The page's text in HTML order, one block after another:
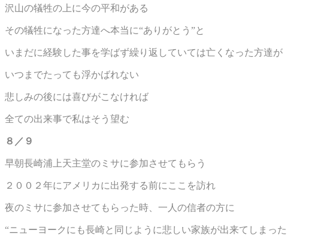
沢山の犠牲の上に今の平和がある
その犠牲になった方達へ本当に“ありがとう”と
いまだに経験した事を学ばず繰り返していては亡くなった方達が
いつまでたっても浮かばれない
悲しみの後には喜びがこなければ
全ての出来事で私はそう望む
８／９
早朝長崎浦上天主堂のミサに参加させてもらう
２００２年にアメリカに出発する前にここを訪れ
夜のミサに参加させてもらった時、一人の信者の方に
“ニューヨークにも長崎と同じように悲しい家族が出来てしまった